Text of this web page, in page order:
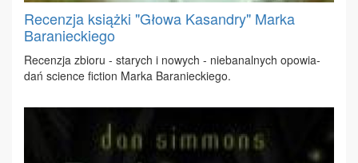
Recenzja książki "Głowa Kasandry" Marka
Baranieckiego
Re­cen­zja zbio­ru - sta­rych i no­wych - nie­ba­nal­nych opo­wia­
dań scien­ce fic­tion Mar­ka Ba­ra­niec­kie­go.